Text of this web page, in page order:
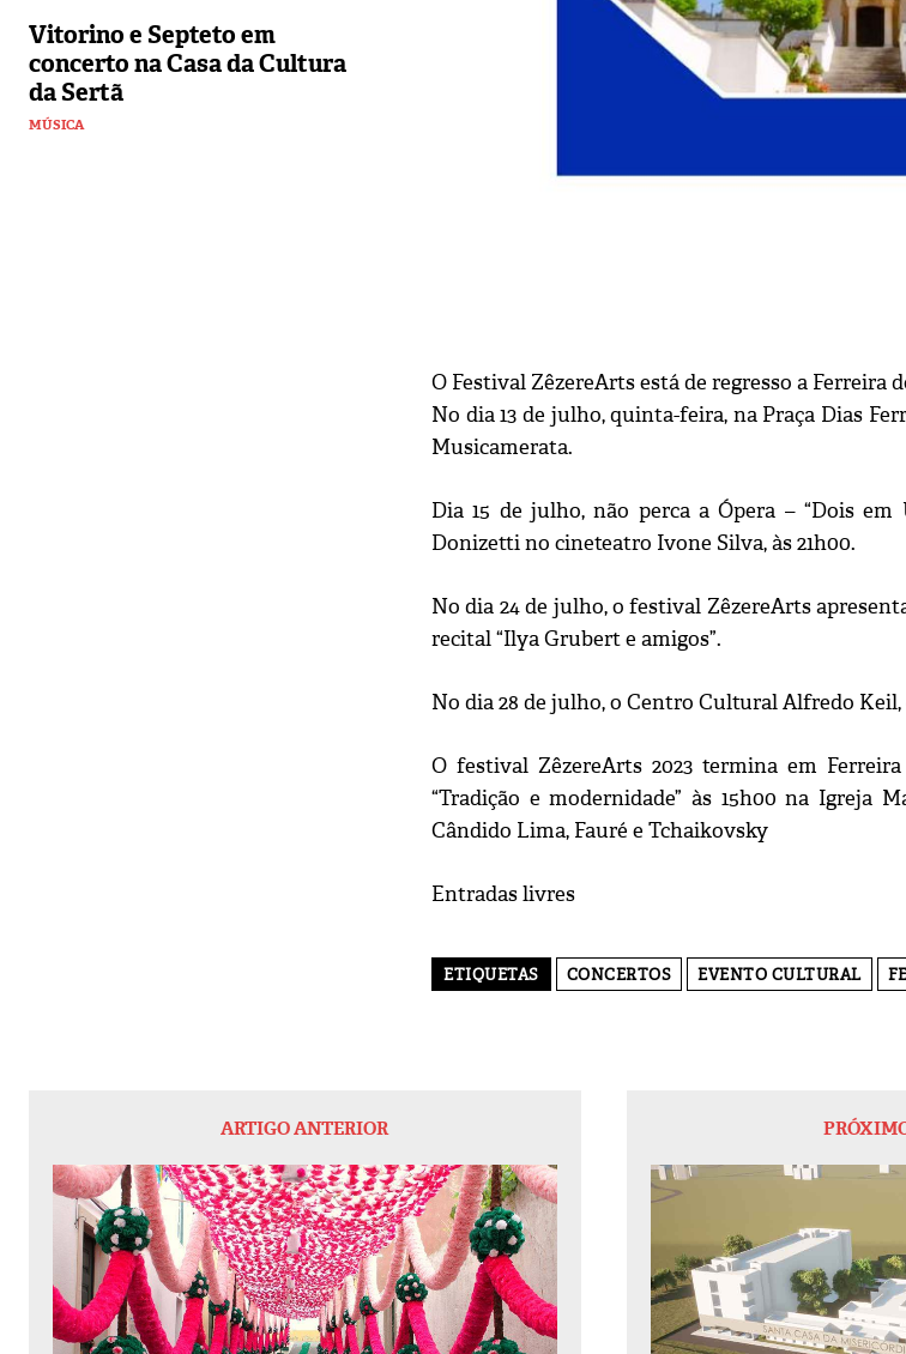
Vitorino e Septeto em
concerto na Casa da Cultura
da Sertã
MÚSICA
O Festival ZêzereArts está de regresso a Ferreira
No dia 13 de julho, quinta-feira, na Praça Dias
Musicamerata.
Dia 15 de julho, não perca a Ópera – “Dois
Donizetti no cineteatro Ivone Silva, às 21h00.
No dia 24 de julho, o festival ZêzereArts
recital “Ilya Grubert e amigos”.
No dia 28 de julho, o Centro Cultural Alfredo Keil,
O festival ZêzereArts 2023 termina em
“Tradição e modernidade” às 15h00 na Igreja
Cândido Lima, Fauré e Tchaikovsky
Entradas livres
ETIQUETAS CONCERTOS EVENTO CULTURAL
ARTIGO ANTERIOR